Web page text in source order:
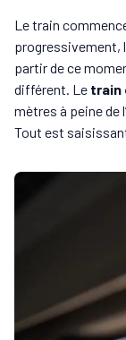
Le train
progressivement,
partir de ce
différent. Le train
mètres à peine de
Tout est